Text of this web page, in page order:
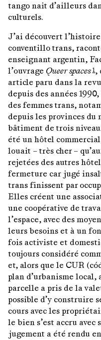
tango nait d’ailleurs
culturels.
J’ai découvert
conventillo trans,
enseignant argentin,
l’ouvrage Queer spaces 1,
article paru dans la
depuis des années
des femmes trans,
depuis les provinces du
bâtiment de trois
été un hôtel
louait – très cher –
rejetées des autres
fermeture car jugé
trans finissent par
Elles créent une
une coopérative de
l’espace, avec des
leurs besoins et à un
fois activiste et
toujours considéré
et, alors que le CUR
plan d’urbanisme
parcelle a pris de la
possible d’y construire
cours avec les
le bien s’est accru
jugement a été rendu